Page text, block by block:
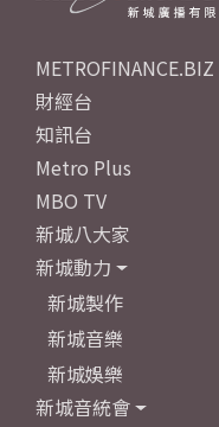
METROFINANCE.BIZ
財經台
知訊台
Metro Plus
MBO TV
新城八大家
新城動力
新城製作
新城音樂
新城娛樂
新城音統會